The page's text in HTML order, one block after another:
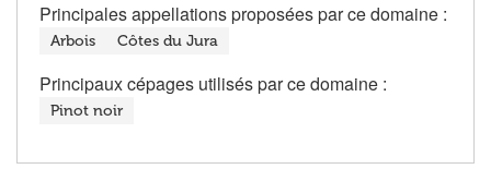
Principales appellations proposées par ce domaine :
Arbois Côtes du Jura
Principaux cépages utilisés par ce domaine :
Pinot noir